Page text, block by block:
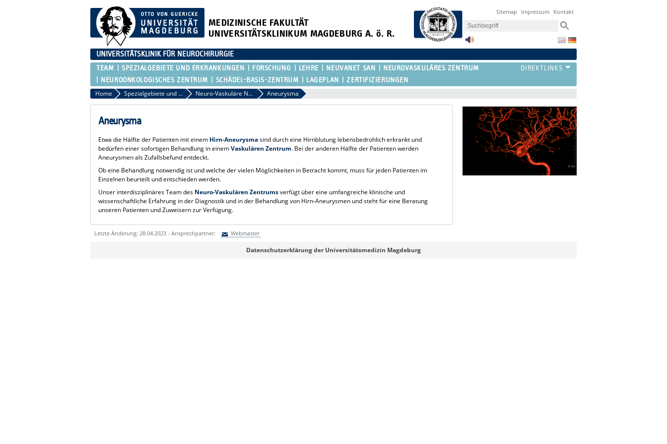
MEDIZINISCHE FAKULTÄT
UNIVERSITÄTSKLINIKUM MAGDEBURG A. ö. R.
Sitemap Impressum Kontakt
UNIVERSITÄTSKLINIK FÜR NEUROCHIRURGIE
TEAM SPEZIALGEBIETE UND ERKRANKUNGEN FORSCHUNG LEHRE NEUVANET SAN
NEUROVASKULÄRES ZENTRUM
NEUROONKOLOGISCHES ZENTRUM
SCHÄDEL-BASIS-ZENTRUM LAGEPLAN ZERTIFIZIERUNGEN
Home Spezialgebiete und Erkrankungen Neuro-Vaskuläre Neurochirurgie / Gefäßfehlbildungen Aneurysma
Aneurysma
Etwa die Hälfte der Patienten mit einem Hirn-Aneurysmasind durch eine Hirnblutung lebensbedrohlich erkrankt und
bedürfen einer sofortigen Behandlung in einemVaskulären Zentrum. Bei der anderen Hälfte der Patienten werden
Aneurysmen als Zufallsbefund entdeckt.
Ob eine Behandlung notwendig ist und welche der vielen Möglichkeiten in Betracht kommt, muss für jeden Patienten im
Einzelnen beurteilt und entschieden werden.
Unser interdisziplinäres Team des Neuro-Vaskulären Zentrumsverfügt über eine umfangreiche klinische und
wissenschaftliche Erfahrung in der Diagnostik und in der Behandlung von Hirn-Aneurysmen und steht für eine Beratung
unseren Patienten und Zuweisern zur Verfügung.
Letzte Änderung: 28.04.2023 - Ansprechpartner: Webmaster
WebmasterDatenschutzerklärung der Universitätsmedizin Magdeburg